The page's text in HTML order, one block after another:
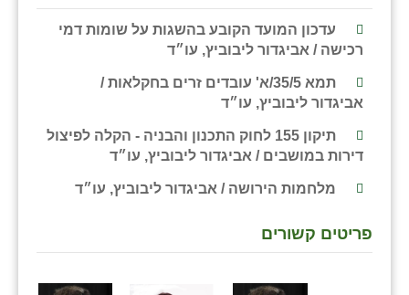
עדכון המועד הקובע בהשגות על שומות דמי
רכישה / אביגדור ליבוביץ, עו״ד
תמא 35/5/א' עובדים זרים בחקלאות /
אביגדור ליבוביץ, עו״ד
תיקון 155 לחוק התכנון והבניה - הקלה לפיצול
דירות במושבים / אביגדור ליבוביץ, עו״ד
מלחמות הירושה / אביגדור ליבוביץ, עו״ד
פריטים קשורים